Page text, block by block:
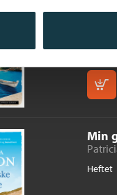
Min
Heftet